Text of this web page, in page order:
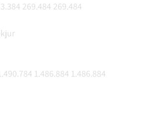
269.484 269.484
1.486.884 1.486.884